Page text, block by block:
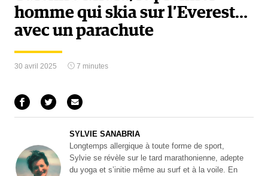
homme qui skia sur l’Everest…
avec un parachute
30 avril 2025 7 minutes
SYLVIE SANABRIA
Longtemps allergique à toute forme de sport,
Sylvie se révèle sur le tard marathonienne, adepte
du yoga et s’initie même au surf et à la voile. En